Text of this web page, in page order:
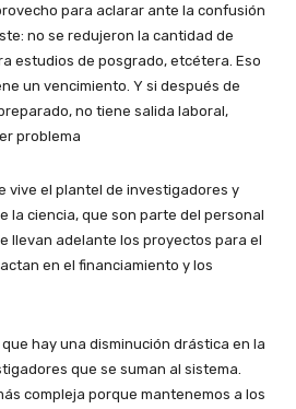
para aclarar ante la confusión
no se redujeron la cantidad de
estudios de posgrado, etcétera. Eso
un vencimiento. Y si después de
no tiene salida laboral,
problema
vive el plantel de investigadores y
la ciencia, que son parte del personal
llevan adelante los proyectos para el
en el financiamiento y los
hay una disminución drástica en la
que se suman al sistema.
compleja porque mantenemos a los